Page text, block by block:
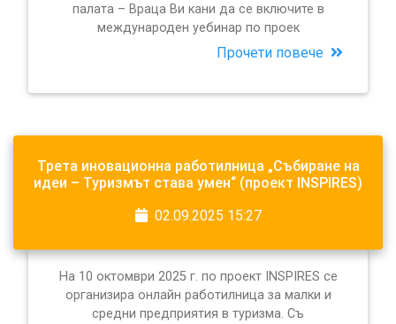
палата – Враца Ви кани да се включите в
международен уебинар по проек
Прочети повече
Трета иновационна работилница „Събиране на
идеи – Туризмът става умен“ (проект INSPIRES)
02.09.2025 15:27
На 10 октомври 2025 г. по проект INSPIRES се
организира онлайн работилница за малки и
средни предприятия в туризма. Съ